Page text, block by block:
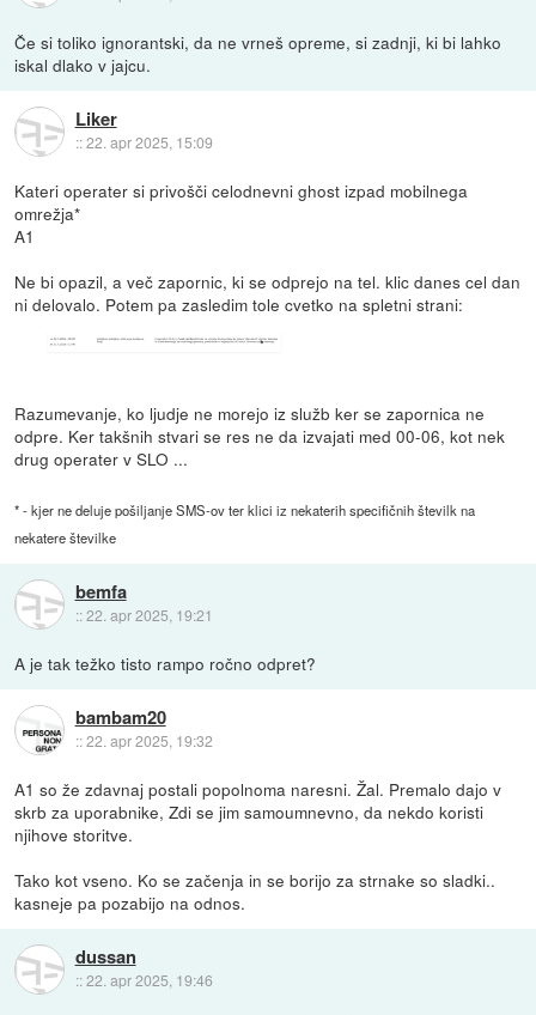
Če si toliko ignorantski, da ne vrneš opreme, si zadnji, ki bi lahko
iskal dlako v jajcu.
Liker
::22. apr 2025, 15:09
Kateri operater si privošči celodnevni ghost izpad mobilnega
omrežja*
A1
Ne bi opazil, a več zapornic, ki se odprejo na tel. klic danes cel dan
ni delovalo. Potem pa zasledim tole cvetko na spletni strani:
Razumevanje, ko ljudje ne morejo iz služb ker se zapornica ne
odpre. Ker takšnih stvari se res ne da izvajati med 00-06, kot nek
drug operater v SLO ...
* - kjer ne deluje pošiljanje SMS-ov ter klici iz nekaterih specifičnih številk na
nekatere številke
bemfa
::22. apr 2025, 19:21
A je tak težko tisto rampo ročno odpret?
bambam20
::22. apr 2025, 19:32
A1 so že zdavnaj postali popolnoma naresni. Žal. Premalo dajo v
skrb za uporabnike, Zdi se jim samoumnevno, da nekdo koristi
njihove storitve.
Tako kot vseno. Ko se začenja in se borijo za strnake so sladki..
kasneje pa pozabijo na odnos.
dussan
::22. apr 2025, 19:46